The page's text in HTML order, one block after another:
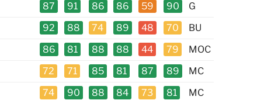
87 91 86 86 59 90
G
92 88 74 89 48 70
BU
86 81 88 88 44 79
MOC
72 71 85 81 87 89
MC
74 90 88 84 73 81
MC